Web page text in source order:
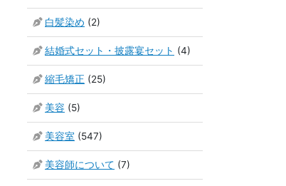
白髪染め (2)
結婚式セット・披露宴セット (4)
縮毛矯正 (25)
美容 (5)
美容室 (547)
美容師について (7)